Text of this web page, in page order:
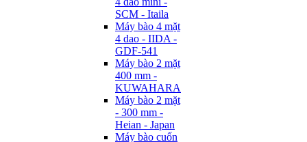
SCM - Itaila
Máy bào 4 mặt
4 dao - IIDA -
GDF-541
Máy bào 2 mặt
400 mm -
KUWAHARA
Máy bào 2 mặt
- 300 mm -
Heian - Japan
Máy bào cuốn